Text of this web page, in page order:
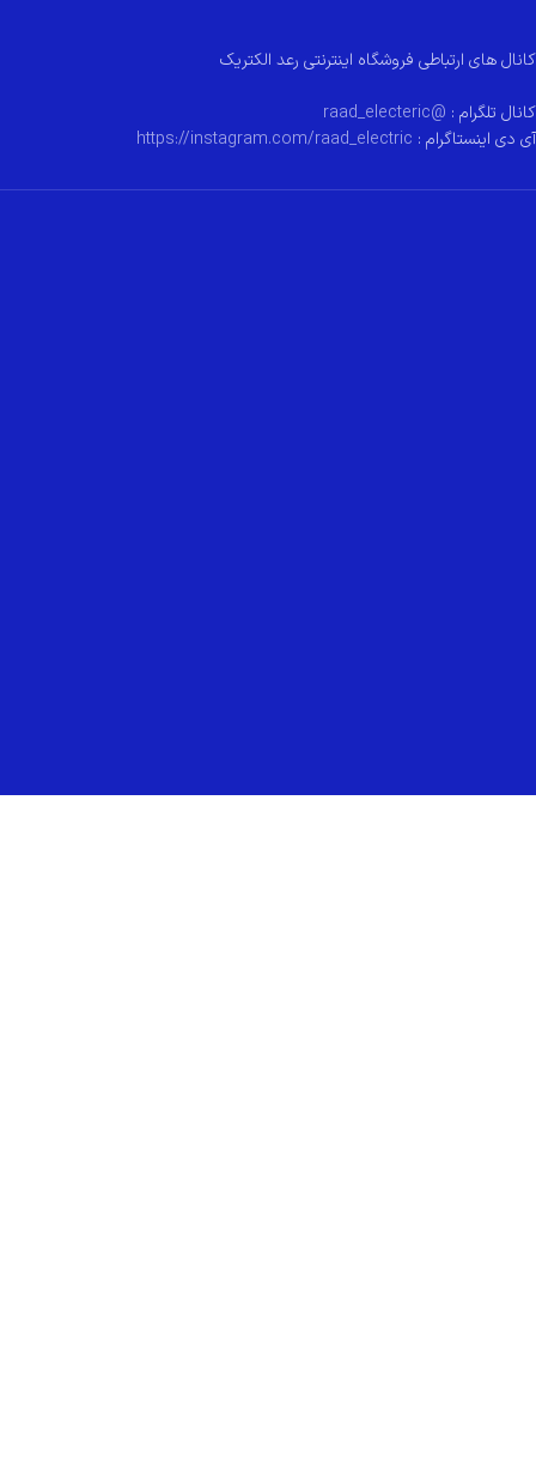
کانال های ارتباطی فروشگاه اینترنتی رعد الکتریک
کانال تلگرام : @raad_electeric
آی دی اینستاگرام : https://instagram.com/raad_electric